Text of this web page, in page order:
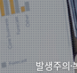
발생주의